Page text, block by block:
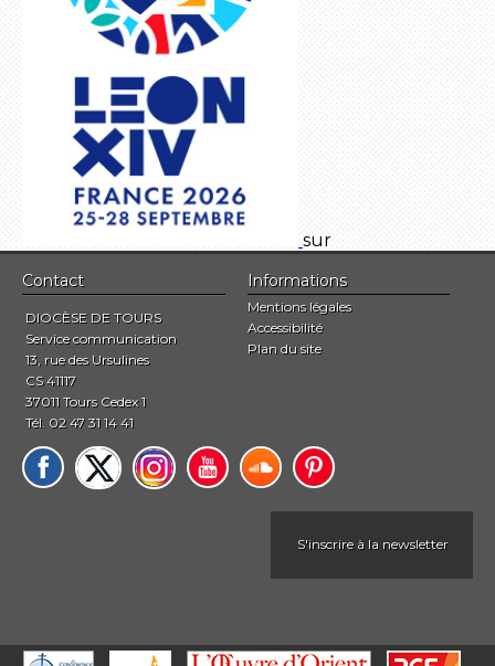
sur
Contact
DIOCÈSE DE TOURS
Service communication
13, rue des Ursulines
CS 41117
37011 Tours Cedex 1
Tél. 02 47 31 14 41
Informations
Mentions légales
Accessibilité
Plan du site
S'inscrire à la newsletter